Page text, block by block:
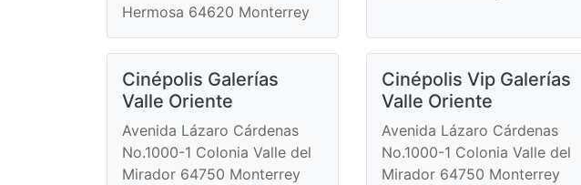
Hermosa 64620 Monterrey
Cinépolis Galerías
Valle Oriente
Avenida Lázaro Cárdenas
No.1000-1 Colonia Valle del
Mirador 64750 Monterrey
Cinépolis Vip Galerías
Valle Oriente
Avenida Lázaro Cárdenas
No.1000-1 Colonia Valle del
Mirador 64750 Monterrey